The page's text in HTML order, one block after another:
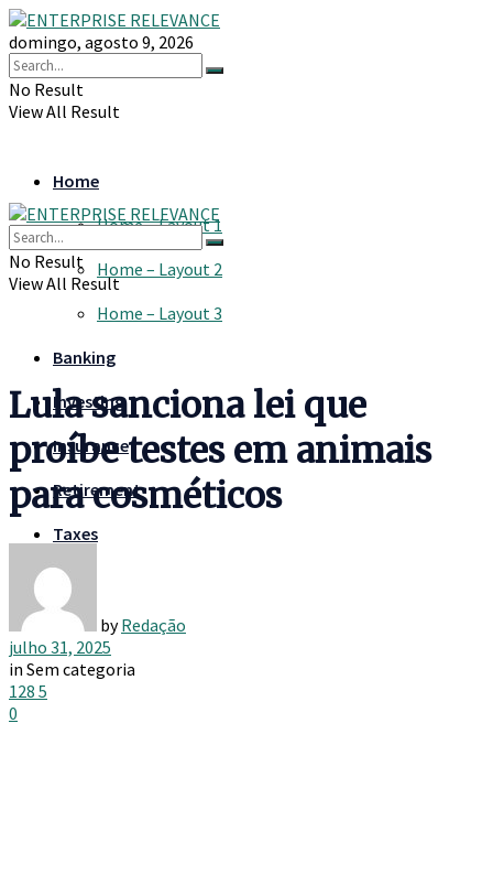
domingo, agosto 9, 2026
No Result
View All Result
Home
Home – Layout 1
Home – Layout 2
Home – Layout 3
Banking
Investing
Insurance
Retirement
Taxes
No Result
View All Result
Lula sanciona lei que
proíbe testes em animais
para cosméticos
by Redação
julho 31, 2025
in Sem categoria
128 5
0